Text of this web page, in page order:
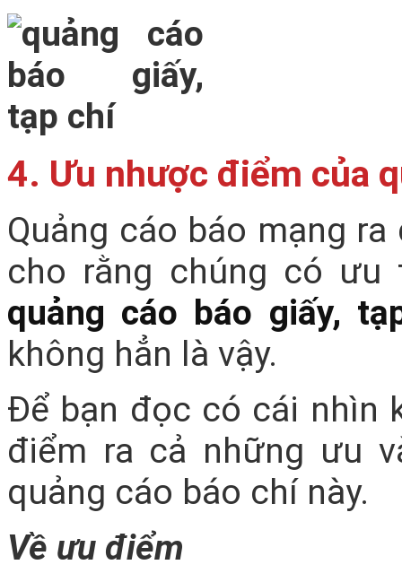
4. Ưu nhược điểm của
Quảng cáo báo mạng
cho rằng chúng có ưu
quảng cáo báo giấy,
không hẳn là vậy.
Để bạn đọc có cái nhìn
điểm ra cả những ưu
quảng cáo báo chí này.
Về ưu điểm